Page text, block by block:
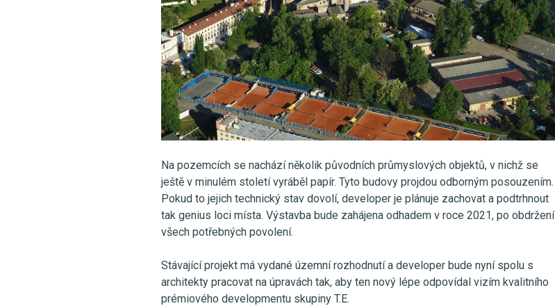
Na pozemcích se nachází několik původních průmyslových objektů, v nichž se
ještě v minulém století vyráběl papír. Tyto budovy projdou odborným posouzením.
Pokud to jejich technický stav dovolí, developer je plánuje zachovat a podtrhnout
tak genius loci místa. Výstavba bude zahájena odhadem v roce 2021, po obdržení
všech potřebných povolení.
Stávající projekt má vydané územní rozhodnutí a developer bude nyní spolu s
architekty pracovat na úpravách tak, aby ten nový lépe odpovídal vizím kvalitního
prémiového developmentu skupiny T.E.